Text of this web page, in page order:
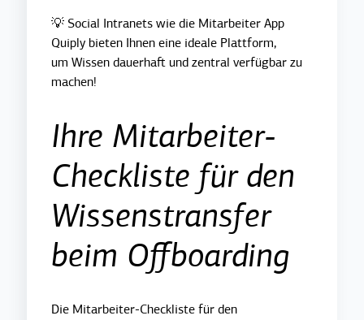
💡 Social Intranets wie die Mitarbeiter App
Quiply bieten Ihnen eine ideale Plattform,
um Wissen dauerhaft und zentral verfügbar zu
machen!
Ihre Mitarbeiter-
Checkliste für den
Wissenstransfer
beim Offboarding
Die Mitarbeiter-Checkliste für den